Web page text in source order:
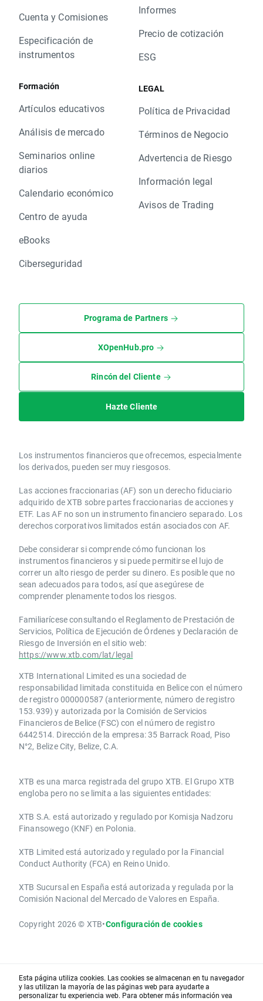
Cuenta y Comisiones
Especificación de
instrumentos
Formación
Artículos educativos
Análisis de mercado
Seminarios online
diarios
Calendario económico
Centro de ayuda
eBooks
Ciberseguridad
Informes
Precio de cotización
ESG
LEGAL
Política de Privacidad
Términos de Negocio
Advertencia de Riesgo
Información legal
Avisos de Trading
Programa de Partners
XOpenHub.pro
Rincón del Cliente
Hazte Cliente
Los instrumentos financieros que ofrecemos, especialmente
los derivados, pueden ser muy riesgosos.
Las acciones fraccionarias (AF) son un derecho fiduciario
adquirido de XTB sobre partes fraccionarias de acciones y
ETF. Las AF no son un instrumento financiero separado. Los
derechos corporativos limitados están asociados con AF.
Debe considerar si comprende cómo funcionan los
instrumentos financieros y si puede permitirse el lujo de
correr un alto riesgo de perder su dinero. Es posible que no
sean adecuados para todos, así que asegúrese de
comprender plenamente todos los riesgos.
Familiarícese consultando el Reglamento de Prestación de
Servicios, Política de Ejecución de Órdenes y Declaración de
Riesgo de Inversión en el sitio web:
https://www.xtb.com/lat/legal
XTB International Limited es una sociedad de
responsabilidad limitada constituida en Belice con el número
de registro 000000587 (anteriormente, número de registro
153.939) y autorizada por la Comisión de Servicios
Financieros de Belice (FSC) con el número de registro
6442514. Dirección de la empresa: 35 Barrack Road, Piso
N°2, Belize City, Belize, C.A.
​​XTB es una marca registrada del grupo XTB. El Grupo XTB
engloba pero no se limita a las siguientes entidades:
XTB S.A.​ está autorizado y regulado por Komisja Nadzoru
Finansowego (KNF) ​en Polonia.
XTB Limited ​está autorizado y regulado por la ​Financial
Conduct Authority ​(FCA) en ​​Reino Unido.
XTB Sucursal en España está autorizada y regulada por la
Comisión Nacional del Mercado de Valores en España.
Copyright 2026 © XTB•Configuración de cookies
Esta página utiliza cookies. Las cookies se almacenan en tu navegador
y las utilizan la mayoría de las páginas web para ayudarte a
personalizar tu experiencia web. Para obtener más información vea